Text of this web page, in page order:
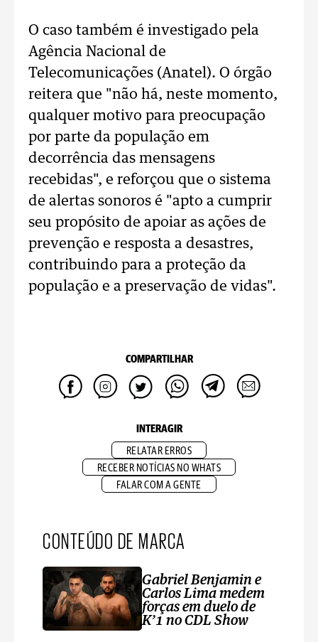
O caso também é investigado pela
Agência Nacional de
Telecomunicações (Anatel). O órgão
reitera que "não há, neste momento,
qualquer motivo para preocupação
por parte da população em
decorrência das mensagens
recebidas", e reforçou que o sistema
de alertas sonoros é "apto a cumprir
seu propósito de apoiar as ações de
prevenção e resposta a desastres,
contribuindo para a proteção da
população e a preservação de vidas".
COMPARTILHAR
INTERAGIR
RELATAR ERROS
RECEBER NOTÍCIAS NO WHATS
FALAR COM A GENTE
CONTEÚDO DE MARCA
Gabriel Benjamin e
Carlos Lima medem
forças em duelo de
K’1 no CDL Show